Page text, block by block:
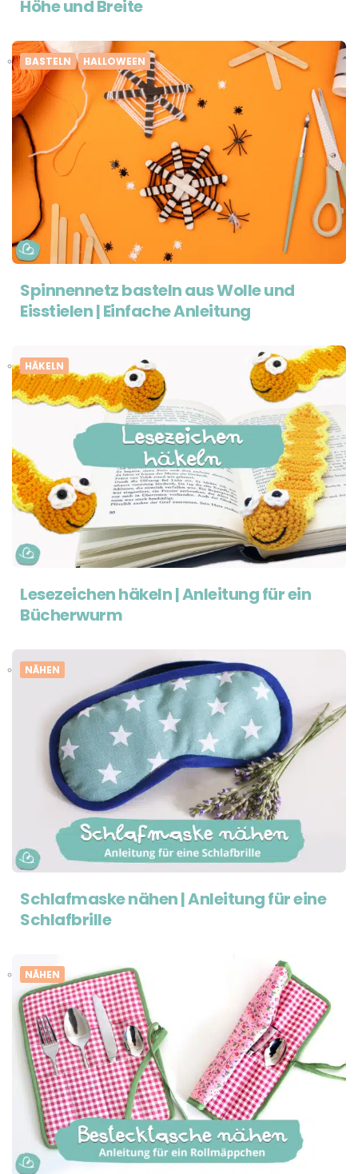
Höhe und Breite
BASTELN HALLOWEEN
Spinnennetz basteln aus Wolle und
Eisstielen | Einfache Anleitung
HÄKELN
Lesezeichen häkeln | Anleitung für ein
Bücherwurm
NÄHEN
Schlafmaske nähen | Anleitung für eine
Schlafbrille
NÄHEN